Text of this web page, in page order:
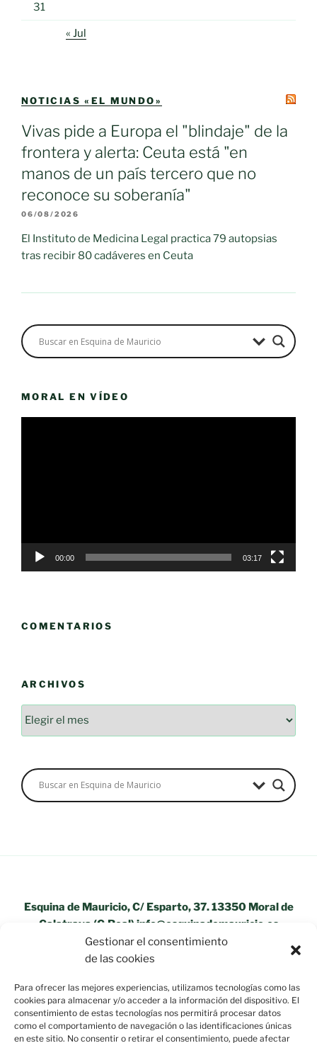
Gestionar el consentimiento
de las cookies
Para ofrecer las mejores experiencias, utilizamos tecnologías como las
cookies para almacenar y/o acceder a la información del dispositivo. El
consentimiento de estas tecnologías nos permitirá procesar datos
como el comportamiento de navegación o las identificaciones únicas
en este sitio. No consentir o retirar el consentimiento, puede afectar
31
« Jul
NOTICIAS «EL MUNDO»
Vivas pide a Europa el "blindaje" de la
frontera y alerta: Ceuta está "en
manos de un país tercero que no
reconoce su soberanía"
06/08/2026
El Instituto de Medicina Legal practica 79 autopsias
tras recibir 80 cadáveres en Ceuta
MORAL EN VÍDEO
00:00 03:17
COMENTARIOS
ARCHIVOS
Archivos
Esquina de Mauricio, C/ Esparto, 37. 13350 Moral de
Calatrava (C.Real) info@esquinademauricio.es
«Aviso Legal»